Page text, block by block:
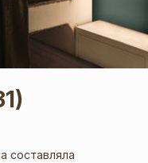
составляла